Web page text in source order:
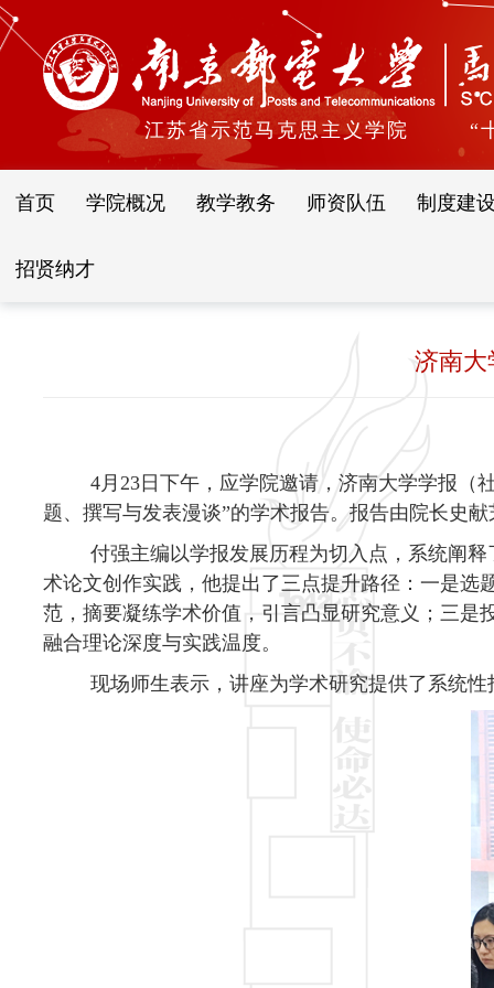
江苏省示范马克思主义学院 “
首页 学院概况 教学教务 师资队伍 制度建
招贤纳才
济南大
4月 23 日下午 ，应学院邀请，济南大学学报（
题、撰写与发表漫谈”的学术报告。报告由院长史
付强主编以学报发展历程为切入点，系统阐
术论文创作实践，他提出了三点提升路径：一是选
范，摘要凝练学术价值，引言凸显研究意义；三是
融合理论深度与实践温度。
现场师生表示，讲座为学术研究提供了系统